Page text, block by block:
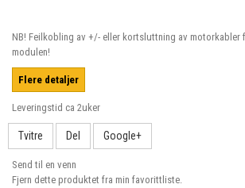
NB! Feilkobling av +/- eller kortsluttning av motorkabler
modulen!
Flere detaljer
Leveringstid ca 2uker
Tvitre Del Google+
Send til en venn
Fjern dette produktet fra min favorittliste.